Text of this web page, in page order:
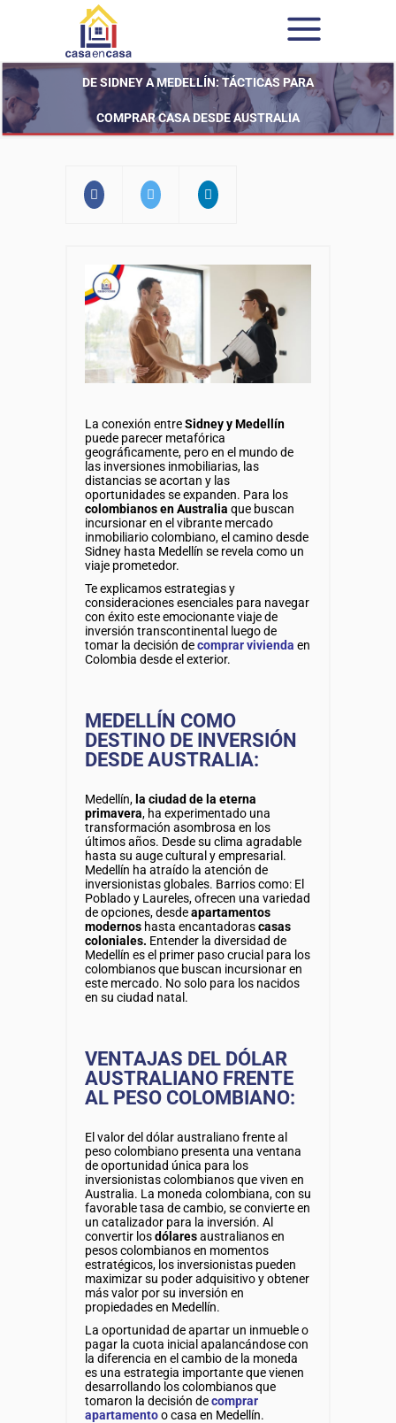
DE SIDNEY A MEDELLÍN: TÁCTICAS PARA
COMPRAR CASA DESDE AUSTRALIA
La conexión entreSidney y Medellín
puede parecer metafórica
geográficamente, pero en el mundo de
las inversiones inmobiliarias, las
distancias se acortan y las
oportunidades se expanden. Para los
colombianos en Australia que buscan
incursionar en el vibrante mercado
inmobiliario colombiano, el camino desde
Sidney hasta Medellín se revela como un
viaje prometedor.
Te explicamos estrategias y
consideraciones esenciales para navegar
con éxito este emocionante viaje de
inversión transcontinental luego de
tomar la decisión decomprar vivienda en
Colombia desde el exterior.
MEDELLÍN COMO
DESTINO DE INVERSIÓN
DESDE AUSTRALIA:
Medellín,la ciudad de la eterna
primavera, ha experimentado una
transformación asombrosa en los
últimos años. Desde su clima agradable
hasta su auge cultural y empresarial.
Medellín ha atraído la atención de
inversionistas globales. Barrios como: El
Poblado y Laureles, ofrecen una variedad
de opciones, desdeapartamentos
modernos hasta encantadorascasas
coloniales. Entender la diversidad de
Medellín es el primer paso crucial para los
colombianos que buscan incursionar en
este mercado. No solo para los nacidos
en su ciudad natal.
VENTAJAS DEL DÓLAR
AUSTRALIANO FRENTE
AL PESO COLOMBIANO:
El valor del dólar australiano frente al
peso colombiano presenta una ventana
de oportunidad única para los
inversionistas colombianos que viven en
Australia. La moneda colombiana, con su
favorable tasa de cambio, se convierte en
un catalizador para la inversión. Al
convertir losdólaresaustralianos en
pesos colombianos en momentos
estratégicos, los inversionistas pueden
maximizar su poder adquisitivo y obtener
más valor por su inversión en
propiedades en Medellín.
La oportunidad de apartar un inmueble o
pagar la cuota inicial apalancándose con
la diferencia en el cambio de la moneda
es una estrategia importante que vienen
desarrollando los colombianos que
tomaron la decisión decomprar
apartamentoo casa en Medellín.